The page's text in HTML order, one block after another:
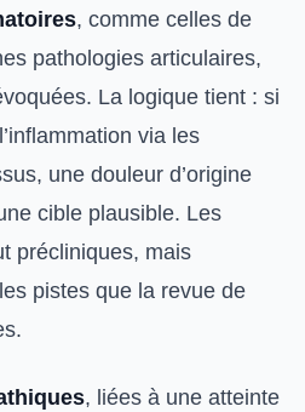
, comme celles de
pathologies articulaires,
La logique tient : si
via les
une douleur d’origine
cible plausible. Les
précliniques, mais
pistes que la revue de
, liées à une atteinte